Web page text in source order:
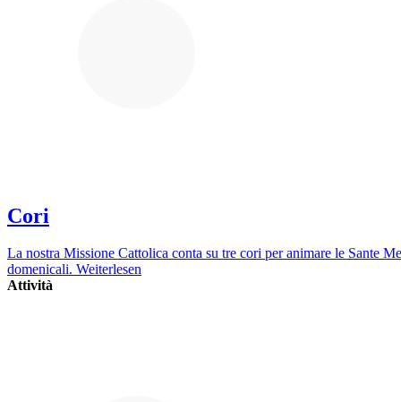
Cori
La nostra Missione Cattolica conta su tre cori per animare le Sante
domenicali. Weiterlesen
Attività